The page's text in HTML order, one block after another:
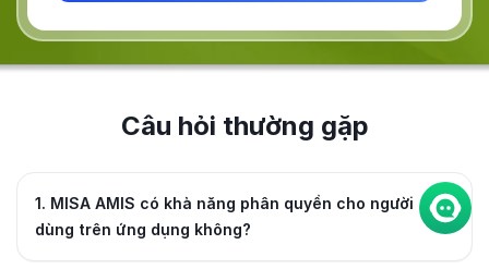
Câu hỏi thường gặp
1. MISA AMIS có khả năng phân quyền cho người
dùng trên ứng dụng không?